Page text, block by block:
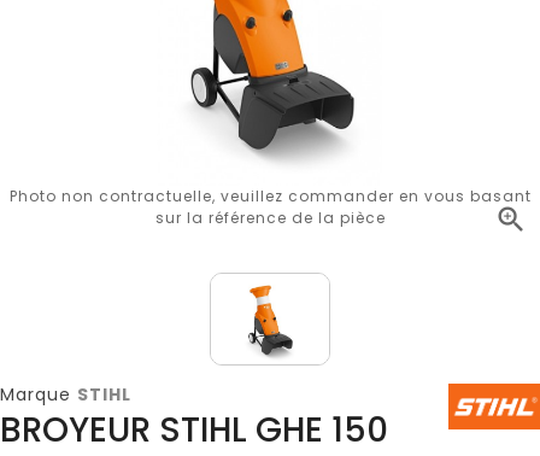

Photo non contractuelle, veuillez commander en vous basant
sur la référence de la pièce
Marque STIHL
BROYEUR STIHL GHE 150